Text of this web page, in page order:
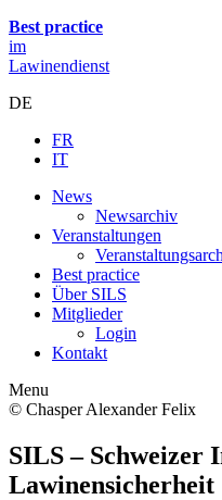
Best practice
im
Lawinendienst
DE
FR
IT
News
Newsarchiv
Veranstaltungen
Best practice
Über SILS
Mitglieder
Login
Kontakt
Menu
© Chasper Alexander Felix
SILS – Schweizer
Lawinen­sicherheit